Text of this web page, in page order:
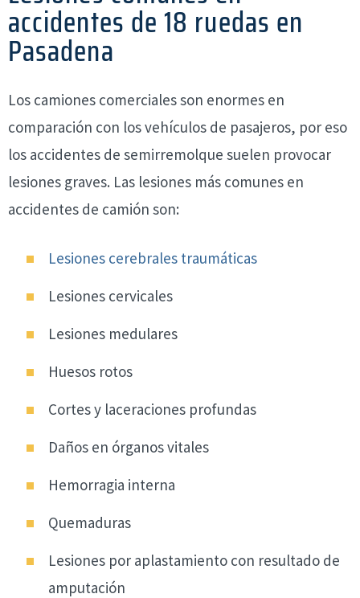
accidentes de 18 ruedas en
Pasadena
Los camiones comerciales son enormes en
comparación con los vehículos de pasajeros, por eso
los accidentes de semirremolque suelen provocar
lesiones graves. Las lesiones más comunes en
accidentes de camión son:
Lesiones cerebrales traumáticas
Lesiones cervicales
Lesiones medulares
Huesos rotos
Cortes y laceraciones profundas
Daños en órganos vitales
Hemorragia interna
Quemaduras
Lesiones por aplastamiento con resultado de
amputación